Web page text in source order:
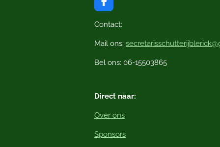
F
a
c
b
o
k
Contact:
Mail ons:
Bel ons: 06-15503865
Direct naar:
Over ons
Sponsors